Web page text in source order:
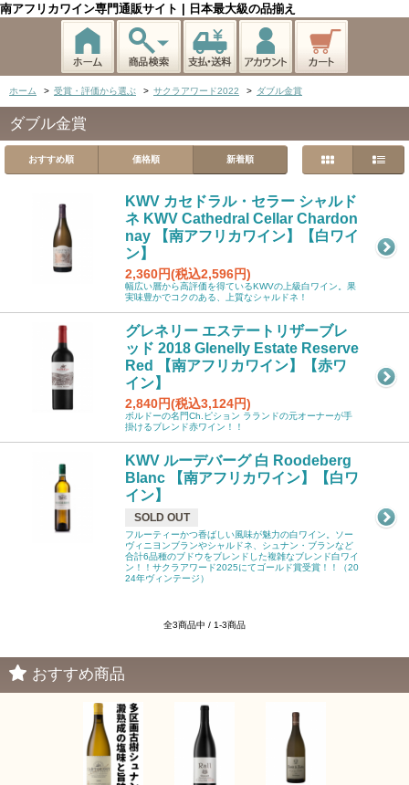
南アフリカワイン専門通販サイト | 日本最大級の品揃え
ホーム > 受賞・評価から選ぶ > サクラアワード2022 > ダブル金賞
ダブル金賞
おすすめ順 価格順 新着順
KWV カセドラル・セラー シャルド
ネ KWV Cathedral Cellar Chardon
nay 【南アフリカワイン】【白ワイ
ン】
2,360円(税込2,596円)
幅広い層から高評価を得ているKWVの上級白ワイン。果
実味豊かでコクのある、上質なシャルドネ！
グレネリー エステートリザーブレ
ッド 2018 Glenelly Estate Reserve
Red 【南アフリカワイン】【赤ワ
イン】
2,840円(税込3,124円)
ボルドーの名門Ch.ピション ラランドの元オーナーが手
掛けるブレンド赤ワイン！！
KWV ルーデバーグ 白 Roodeberg
Blanc 【南アフリカワイン】【白ワ
イン】
SOLD OUT
フルーティーかつ香ばしい風味が魅力の白ワイン。ソー
ヴィニヨンブランやシャルドネ、シュナン・ブランなど
合計6品種のブドウをブレンドした複雑なブレンド白ワイ
ン！！サクラアワード2025にてゴールド賞受賞！！（20
24年ヴィンテージ）
全3商品中 / 1-3商品
おすすめ商品